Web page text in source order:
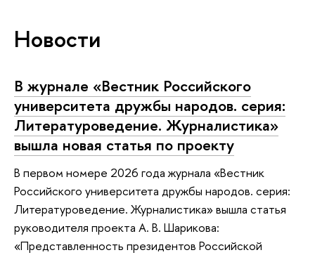
Новости
В журнале «Вестник Российского
университета дружбы народов. серия:
Литературоведение. Журналистика»
вышла новая статья по проекту
В первом номере 2026 года журнала «Вестник
Российского университета дружбы народов. серия:
Литературоведение. Журналистика» вышла статья
руководителя проекта А. В. Шарикова:
«Представленность президентов Российской